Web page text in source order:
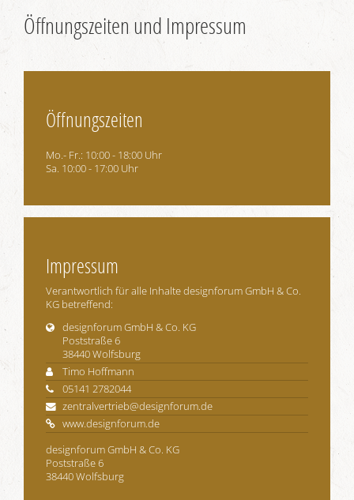
Öffnungszeiten und Impressum
Öffnungszeiten
Mo.- Fr.: 10:00 - 18:00 Uhr
Sa. 10:00 - 17:00 Uhr
Impressum
Verantwortlich für alle Inhalte designforum GmbH & Co.
KG betreffend:
designforum GmbH & Co. KG
Poststraße 6
38440 Wolfsburg
Timo Hoffmann
05141 2782044
zentralvertrieb@designforum.de
www.designforum.de
designforum GmbH & Co. KG
Poststraße 6
38440 Wolfsburg